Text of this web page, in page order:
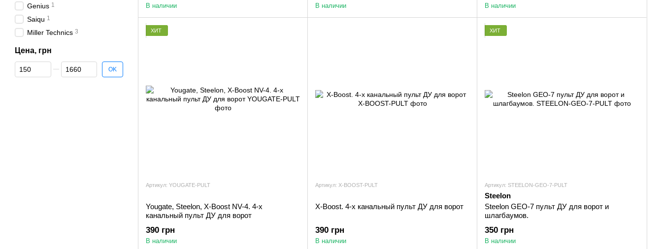
В наличии В наличии В наличии
ХИТ
Артикул: YOUGATE-PULT
Yougate, Steelon, X-Boost NV-4. 4-х
канальный пульт ДУ для ворот
390 грн
В наличии
Артикул: X-BOOST-PULT
X-Boost. 4-х канальный пульт ДУ для ворот
390 грн
В наличии
ХИТ
Артикул: STEELON-GEO-7-PULT
Steelon
Steelon GEO-7 пульт ДУ для ворот и
шлагбаумов.
350 грн
В наличии
Genius 1
Saiqu 1
Miller Technics 3
Цена, грн
От Цена, грн
До Цена, грн OK